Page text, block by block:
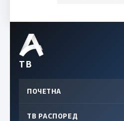
ТВ
ПОЧЕТНА
ТВ РАСПОРЕД